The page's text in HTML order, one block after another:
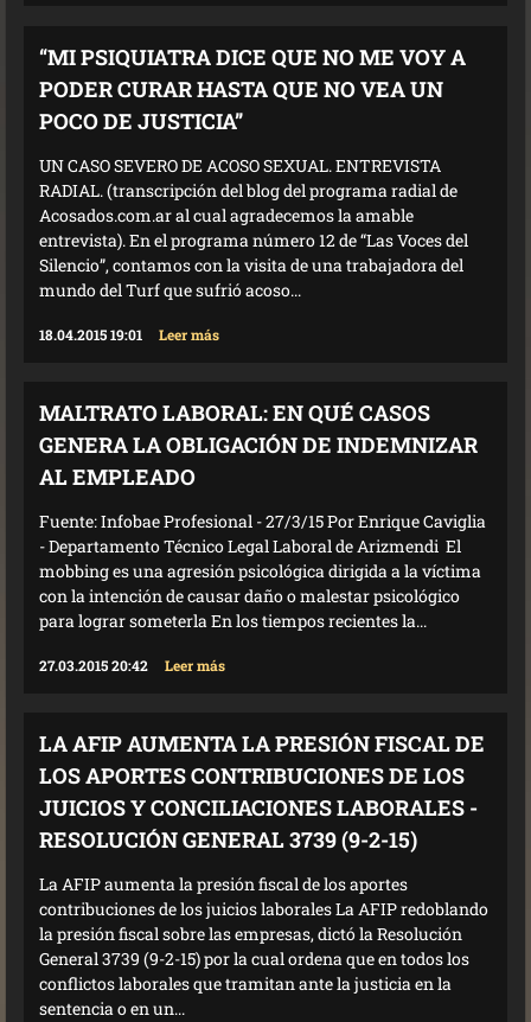
“MI PSIQUIATRA DICE QUE NO ME VOY A
PODER CURAR HASTA QUE NO VEA UN
POCO DE JUSTICIA”
UN CASO SEVERO DE ACOSO SEXUAL. ENTREVISTA
RADIAL. (transcripción del blog del programa radial de
Acosados.com.ar al cual agradecemos la amable
entrevista). En el programa número 12 de “Las Voces del
Silencio”, contamos con la visita de una trabajadora del
mundo del Turf que sufrió acoso...
18.04.2015 19:01 Leer más
MALTRATO LABORAL: EN QUÉ CASOS
GENERA LA OBLIGACIÓN DE INDEMNIZAR
AL EMPLEADO
Fuente: Infobae Profesional - 27/3/15 Por Enrique Caviglia
- Departamento Técnico Legal Laboral de Arizmendi El
mobbing es una agresión psicológica dirigida a la víctima
con la intención de causar daño o malestar psicológico
para lograr someterla En los tiempos recientes la...
27.03.2015 20:42 Leer más
LA AFIP AUMENTA LA PRESIÓN FISCAL DE
LOS APORTES CONTRIBUCIONES DE LOS
JUICIOS Y CONCILIACIONES LABORALES -
RESOLUCIÓN GENERAL 3739 (9-2-15)
La AFIP aumenta la presión fiscal de los aportes
contribuciones de los juicios laborales La AFIP redoblando
la presión fiscal sobre las empresas, dictó la Resolución
General 3739 (9-2-15) por la cual ordena que en todos los
conflictos laborales que tramitan ante la justicia en la
sentencia o en un...